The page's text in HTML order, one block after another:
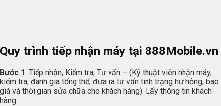
Quy trình tiếp nhận máy tại 888Mobile.vn
Bước 1: Tiếp nhận, Kiểm tra, Tư vấn – (Kỹ thuật viên nhận máy,
kiểm tra, đánh giá tổng thể, đưa ra tư vấn tình trạng hư hỏng, báo
giá và thời gian sửa chữa cho khách hàng). Lấy thông tin khách
hàng…